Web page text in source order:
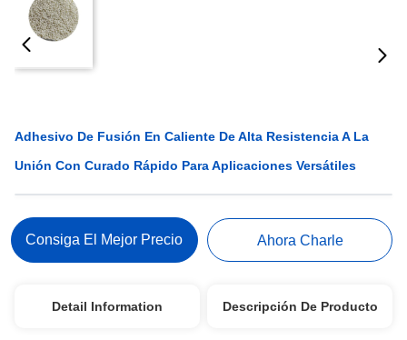
Adhesivo De Fusión En Caliente De Alta Resistencia A La
Unión Con Curado Rápido Para Aplicaciones Versátiles
Consiga El Mejor Precio Ahora Charle
Detail Information Descripción De Producto